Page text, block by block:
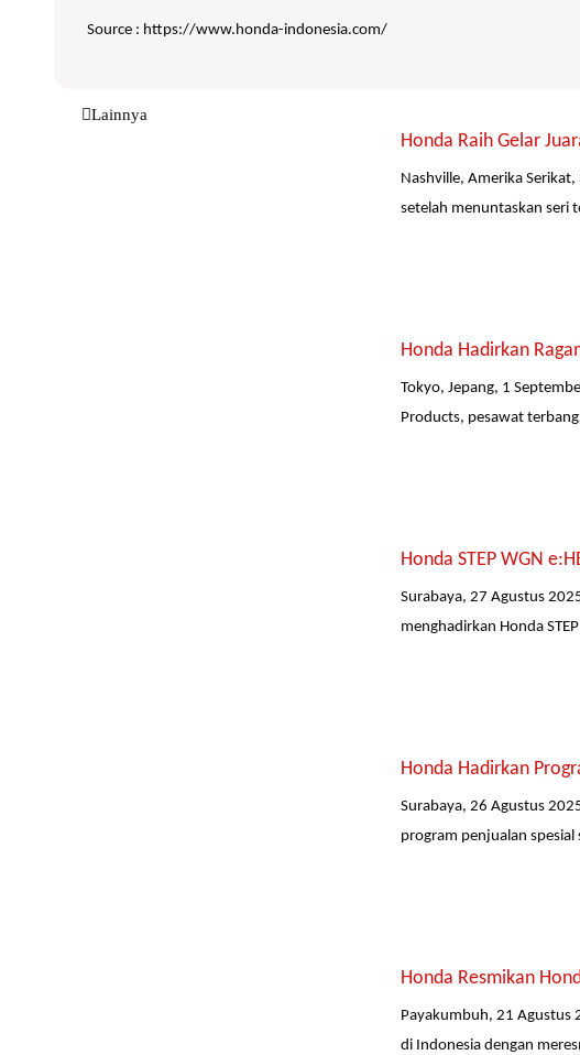
Source : https://www.honda-indonesia.com/
Lainnya
Honda Raih Gelar
Nashville, Amerika
setelah menuntaskan seri
Honda Hadirkan
Tokyo, Jepang, 1
Products, pesawat
Honda STEP WGN
Surabaya, 27 Agustus
menghadirkan Honda
Honda Hadirkan
Surabaya, 26 Agustus
program penjualan
Honda Resmikan
Payakumbuh, 21 Agustus
di Indonesia dengan